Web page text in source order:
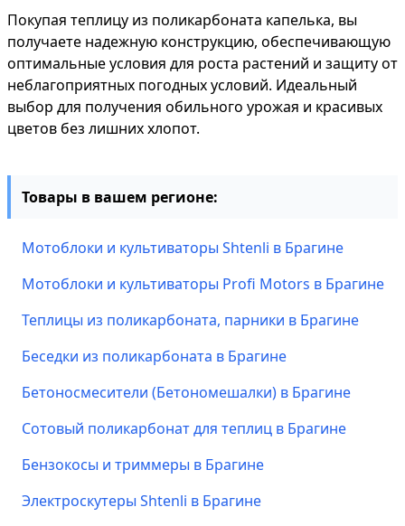
Покупая теплицу из поликарбоната капелька, вы
получаете надежную конструкцию, обеспечивающую
оптимальные условия для роста растений и защиту от
неблагоприятных погодных условий. Идеальный
выбор для получения обильного урожая и красивых
цветов без лишних хлопот.
Товары в вашем регионе:
Мотоблоки и культиваторы Shtenli в Брагине
Мотоблоки и культиваторы Profi Motors в Брагине
Теплицы из поликарбоната, парники в Брагине
Беседки из поликарбоната в Брагине
Бетоносмесители (Бетономешалки) в Брагине
Сотовый поликарбонат для теплиц в Брагине
Бензокосы и триммеры в Брагине
Электроскутеры Shtenli в Брагине